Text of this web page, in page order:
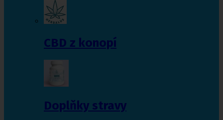
CBD z konopí
Doplňky stravy